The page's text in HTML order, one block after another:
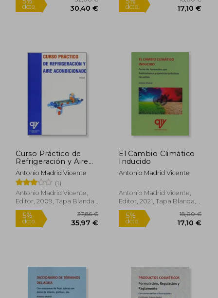
34,20 €
dcto.
5%
dcto.
Curso Práctico de
Refrigeración y Aire
Acondicionado
Antonio Madrid Vicente
(1)
Antonio Madrid Vicente,
Editor, 2009, Tapa Blanda,
Nuevo
El Cambio Climático
Inducido
Antonio Madrid Vicente
Antonio Madrid Vicente,
Editor, 2021, Tapa Blanda,
Nuevo